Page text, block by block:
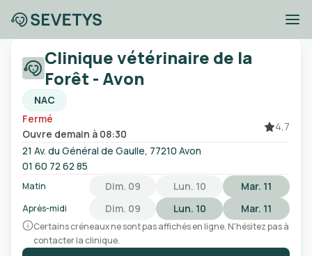
Cliniques vétérinaires
Avon
Ville, code postal, etc
Ouvert Urgences
Clinique vétérinaire de la
Forêt - Avon
NAC
Fermé
Ouvre demain à 08:30
4,7
21 Av. du Général de Gaulle, 77210 Avon
01 60 72 62 85
Matin
Après-midi
Dim. 09
Dim. 09
Lun. 10
Lun. 10
Mar. 11
Mar. 11
Certains créneaux ne sont pas affichés en ligne. N'hésitez pas à
contacter la clinique.